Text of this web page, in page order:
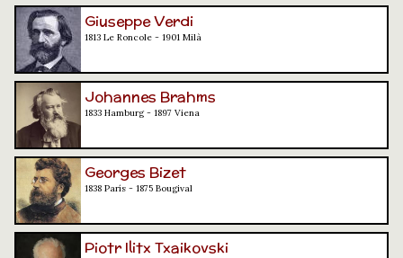
Giuseppe Verdi
1813 Le Roncole - 1901 Milà
Johannes Brahms
1833 Hamburg - 1897 Viena
Georges Bizet
1838 París - 1875 Bougival
Piotr Ilitx Txaikovski